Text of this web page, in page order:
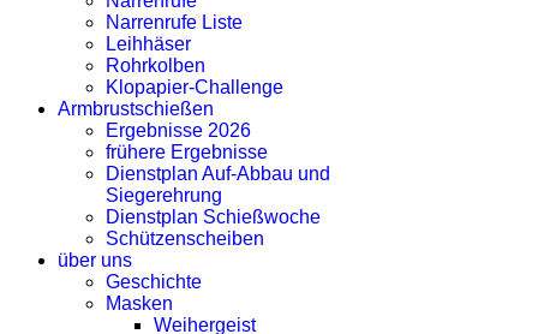
Narrenrufe Liste
Leihhäser
Rohrkolben
Klopapier-Challenge
Armbrustschießen
Ergebnisse 2026
frühere Ergebnisse
Dienstplan Auf-Abbau und
Siegerehrung
Dienstplan Schießwoche
Schützenscheiben
über uns
Geschichte
Masken
Weihergeist